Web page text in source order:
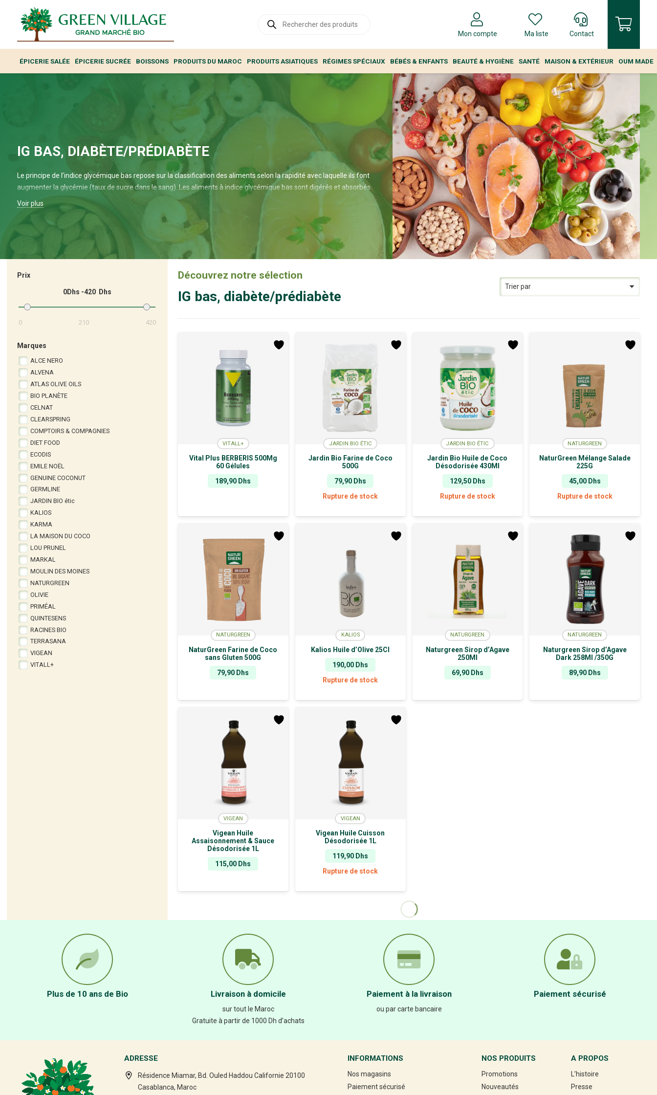
produits
Mon compte Ma liste Contact
ÉPICERIE SALÉE ÉPICERIE SUCRÉE BOISSONS PRODUITS DU MAROC PRODUITS ASIATIQUES RÉGIMES SPÉCIAUX BÉBÉS & ENFANTS BEAUTÉ & HYGIÈNE SANTÉ MAISON & EXTÉRIEUR OUM MADE
IG BAS, DIABÈTE/PRÉDIABÈTE
Le principe de l’indice glycémique bas repose sur la classification des aliments selon la rapidité avec laquelle ils font
augmenter la glycémie (taux de sucre dans le sang). Les aliments à indice glycémique bas sont digérés et absorbés
lentement, ce qui permet une élévation progressive et modérée de la glycémie. Cela contribue à stabiliser l’énergie,
à favoriser la satiété durable et à réduire les fluctuations de la glycémie, bénéficiant ainsi à la gestion du poids et au
contrôle du diabète.
Voir plus
Prix
0 420
0 210 420
Marques
ALCE NERO
ALVENA
ATLAS OLIVE OILS
BIO PLANÈTE
CELNAT
CLEARSPRING
COMPTOIRS & COMPAGNIES
DIET FOOD
ECODIS
EMILE NOËL
GENUINE COCONUT
GERMLINE
JARDIN BIO étic
KALIOS
KARMA
LA MAISON DU COCO
LOU PRUNEL
MARKAL
MOULIN DES MOINES
NATURGREEN
OLIVIE
PRIMÉAL
QUINTESENS
RACINES BIO
TERRASANA
VIGEAN
VITALL+
Découvrez notre sélection
IG bas, diabète/prédiabète
VITALL+
Vital Plus BERBERIS 500Mg
60 Gélules
189,90 Dhs
JARDIN BIO ÉTIC
Jardin Bio Farine de Coco
500G
79,90 Dhs
Rupture de stock
JARDIN BIO ÉTIC
Jardin Bio Huile de Coco
Désodorisée 430Ml
129,50 Dhs
Rupture de stock
NATURGREEN
NaturGreen Mélange Salade
225G
45,00 Dhs
Rupture de stock
NATURGREEN
NaturGreen Farine de Coco
sans Gluten 500G
79,90 Dhs
KALIOS
Kalios Huile d’Olive 25Cl
190,00 Dhs
Rupture de stock
NATURGREEN
Naturgreen Sirop d’Agave
250Ml
69,90 Dhs
NATURGREEN
Naturgreen Sirop d’Agave
Dark 258Ml /350G
89,90 Dhs
VIGEAN
Vigean Huile
Assaisonnement & Sauce
Désodorisée 1L
115,00 Dhs
VIGEAN
Vigean Huile Cuisson
Désodorisée 1L
119,90 Dhs
Rupture de stock
Plus de 10 ans de Bio Livraison à domicile
sur tout le Maroc
Gratuite à partir de 1000 Dh d’achats
Paiement à la livraison
ou par carte bancaire
Paiement sécurisé
ADRESSE
Résidence Miamar, Bd. Ouled Haddou Californie 20100
Casablanca, Maroc
INFORMATIONS
Nos magasins
Paiement sécurisé
NOS PRODUITS
Promotions
Nouveautés
A PROPOS
L’histoire
Presse